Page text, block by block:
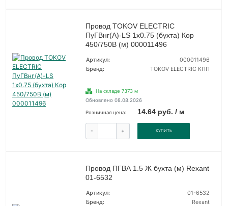
Провод TOKOV ELECTRIC
ПуГВнг(А)-LS 1х0.75 (бухта) Кор
450/750В (м) 000011496
Артикул:
000011496
Бренд:
TOKOV ELECTRIC КПП
На складе 7373 м
Обновлено 08.08.2026
Розничная цена: 14.64 руб. / м
- + КУПИТЬ
Провод ПГВА 1.5 Ж бухта (м) Rexant
01-6532
Артикул:
01-6532
Бренд:
Rexant